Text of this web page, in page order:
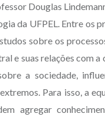
Douglas
da UFPEL. Entre os
sobre os
e suas relações com
a sociedade,
Para isso, a
agregar